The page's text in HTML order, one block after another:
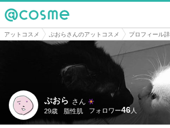
@cosme
アットコスメ ぷおらさんのアットコスメ プロフィール
ぷおら さん
29歳 脂性肌 46